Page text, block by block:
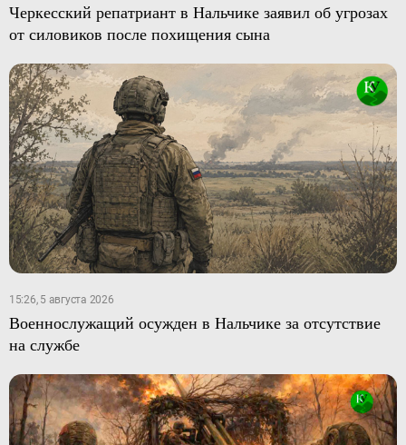
Черкесский репатриант в Нальчике заявил об угрозах
от силовиков после похищения сына
15:26, 5 августа 2026
Военнослужащий осужден в Нальчике за отсутствие
на службе